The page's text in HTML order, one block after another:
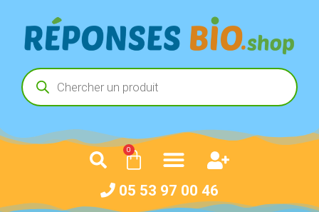
0
05 53 97 00 46